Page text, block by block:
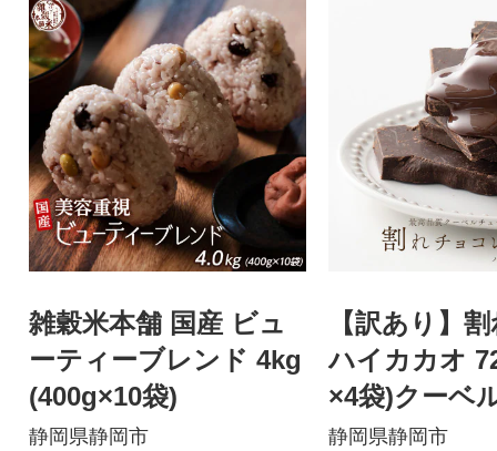
雑穀米本舗 国産 ビュ
ーティーブレンド 4kg
(400g×10袋)
静岡県静岡市
【訳あり】
ハイカカオ
×4袋)クーベ
ル使用
静岡県静岡市